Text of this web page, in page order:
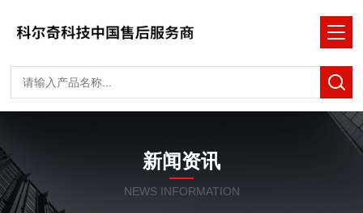
新闻资讯
NEWS INFORMATION